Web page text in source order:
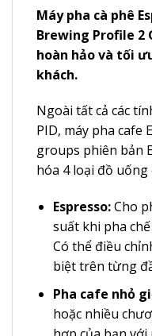
Máy pha cà phê
Brewing Profile 2
hoàn hảo và tối
khách.
Ngoài tất cả các
PID, máy pha cafe
groups phiên bản
hóa 4 loại đồ uống
Espresso:Cho
suất khi pha
Có thể điều
biệt trên từng
Pha cafe nhỏ
hoặc nhiều